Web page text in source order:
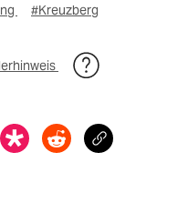
#Kreuzberg